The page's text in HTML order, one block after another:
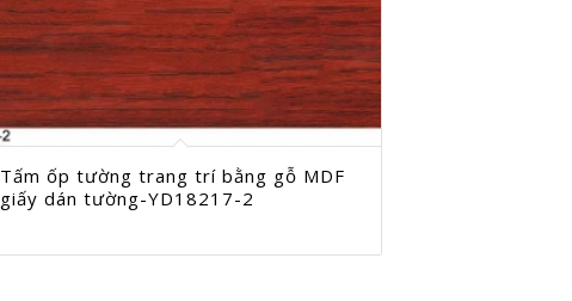
Tấm ốp tường trang trí bằng gỗ MDF
giấy dán tường-YD18217-2